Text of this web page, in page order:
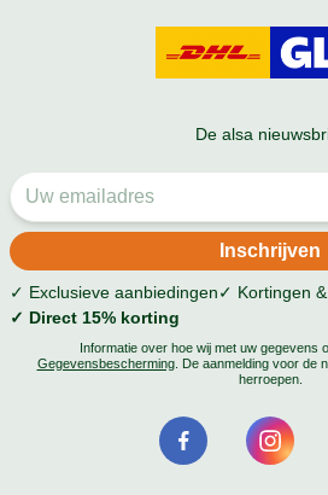
De alsa
✓ Exclusieve aanbiedingen✓ Kortingen
✓ Direct 15% korting
Informatie over hoe wij met uw gegevens
Gegevensbescherming. De aanmelding voor de
herroepen.